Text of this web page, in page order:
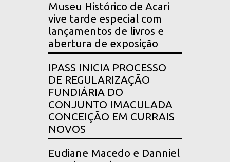
Museu Histórico de Acari
vive tarde especial com
lançamentos de livros e
abertura de exposição
IPASS INICIA PROCESSO
DE REGULARIZAÇÃO
FUNDIÁRIA DO
CONJUNTO IMACULADA
CONCEIÇÃO EM CURRAIS
NOVOS
Eudiane Macedo e Danniel